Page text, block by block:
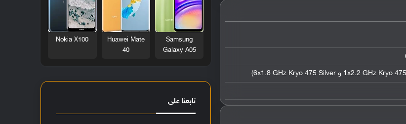
Samsung
Galaxy A05
Huawei Mate
40
Nokia X100
تابعنا على